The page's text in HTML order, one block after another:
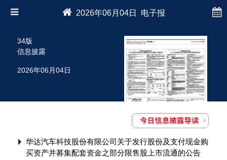
2026年06月04日 电子报
34版
信息披露
2026年06月04日
华达汽车科技股份有限公司关于发行股份及支付现金购
买资产并募集配套资金之部分限售股上市流通的公告